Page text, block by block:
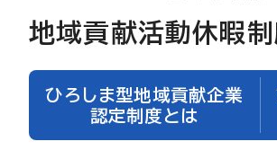
地域貢献活動休暇
ひろしま型地域貢献企業
認定制度とは